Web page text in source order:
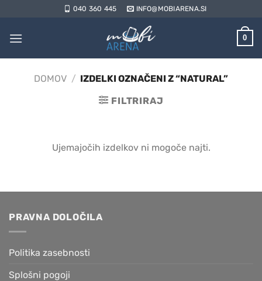
vsebino
040 360 445 INFO@MOBIARENA.SI
0
DOMOV / IZDELKI OZNAČENI Z “NATURAL”
FILTRIRAJ
Ujemajočih izdelkov ni mogoče najti.
PRAVNA DOLOČILA
Politika zasebnosti
Splošni pogoji